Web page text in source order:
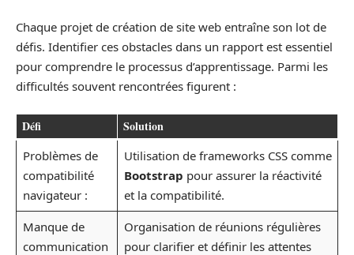
Chaque projet de création de site web entraîne son lot de
défis. Identifier ces obstacles dans un rapport est essentiel
pour comprendre le processus d’apprentissage. Parmi les
difficultés souvent rencontrées figurent :
Défi Solution
Problèmes de
compatibilité
navigateur :
Utilisation de frameworks CSS comme
Bootstrap pour assurer la réactivité
et la compatibilité.
Manque de
communication
Organisation de réunions régulières
pour clarifier et définir les attentes